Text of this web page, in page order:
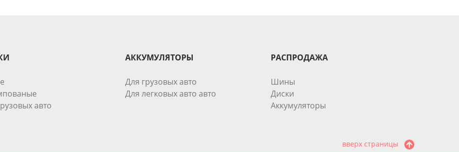
авто
АККУМУЛЯТОРЫ
Для грузовых авто
Для легковых авто авто
РАСПРОДАЖА
Шины
Диски
Аккумуляторы
вверх страницы